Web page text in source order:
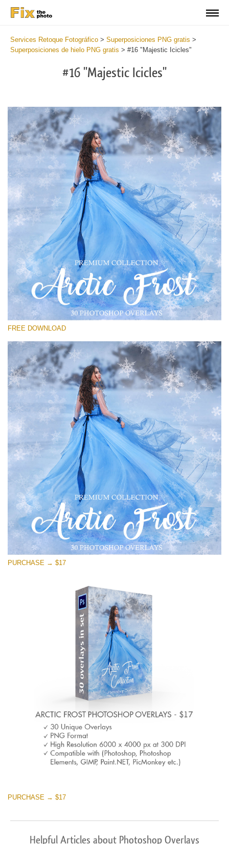
Services Retoque Fotográfico > Superposiciones PNG gratis >
Superposiciones de hielo PNG gratis > #16 "Majestic Icicles"
#16 "Majestic Icicles"
Por favor seleccione
Free PNG Overlay #16
Small 800*533px
Artic Frost
(30 Overlays)
Sky Boundless
(347 Overlays)
Large 6000*4000px
Entire Collection
(1783 Overlays)
Large 6000*4000px
Descarga gratis
FREE DOWNLOAD
PURCHASE → $17
PURCHASE → $17
Helpful Articles about Photoshop Overlays